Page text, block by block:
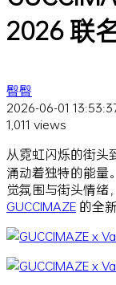
2026 联
臀臀
2026-06-01
1,011 views
从霓虹闪烁的街头
涌动着独特的能量
觉氛围与街头情绪
GUCCIMAZE 的全